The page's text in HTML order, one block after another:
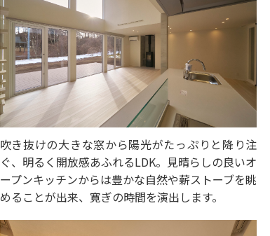
吹き抜けの大きな窓から陽光がたっぷりと降り注
ぐ、明るく開放感あふれるLDK。見晴らしの良いオ
ープンキッチンからは豊かな自然や薪ストーブを眺
めることが出来、寛ぎの時間を演出します。